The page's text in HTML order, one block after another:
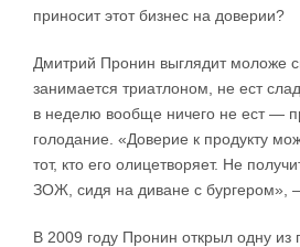
приносит этот бизнес на доверии?
Дмитрий Пронин выглядит моложе
занимается триатлоном, не ест
в неделю вообще ничего не ест —
голодание. «Доверие к продукту
тот, кто его олицетворяет. Не
ЗОЖ, сидя на диване с бургером»,
В 2009 году Пронин открыл одну из